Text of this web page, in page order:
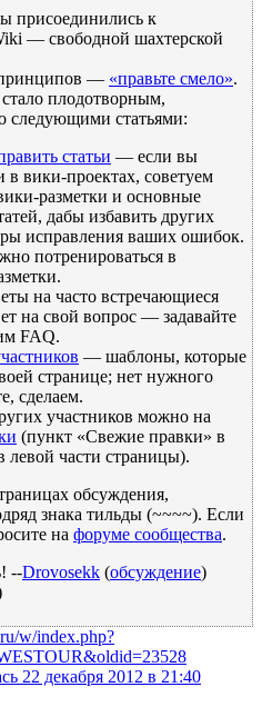
присоединились к
— свободной шахтерской
— «правьте смело».
плодотворным,
следующими статьями:
статьи — если вы
в вики-проектах, советуем
разметки и основные
дабы избавить других
исправления ваших ошибок.
потренироваться в
на часто встречающиеся
на свой вопрос — задавайте
FAQ.
— шаблоны, которые
странице; нет нужного
сделаем.
участников можно на
(пункт «Свежие правки» в
части страницы).
обсуждения,
знака тильды (~~~~). Если
на форуме сообщества.
--Drovosekk (обсуждение)
w/index.php?
22 декабря 2012 в 21:40